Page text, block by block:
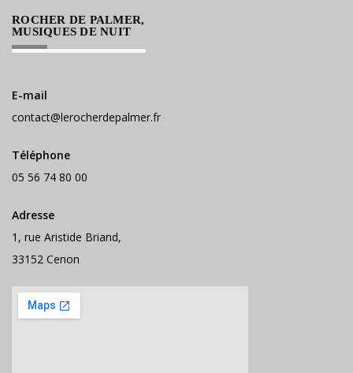
ROCHER DE PALMER,
MUSIQUES DE NUIT
E-mail
contact@lerocherdepalmer.fr
Téléphone
05 56 74 80 00
Adresse
1, rue Aristide Briand,
33152 Cenon